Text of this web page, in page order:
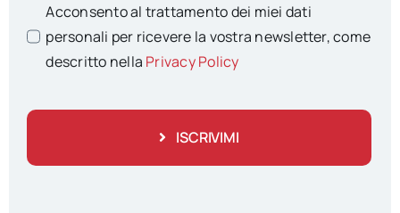
Acconsento al trattamento dei miei dati
personali per ricevere la vostra newsletter, come
descritto nella Privacy Policy
ISCRIVIMI